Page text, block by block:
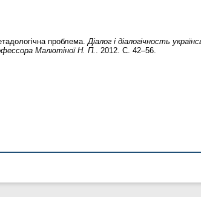
проблема. Діалог і діалогічность
Малютіної Н. П.
. 2012. С. 42–56.